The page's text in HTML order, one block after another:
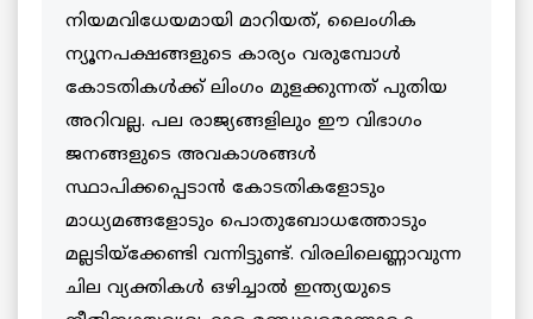
നിയമവിധേയമായി മാറിയത്, ലൈംഗിക
ന്യൂനപക്ഷങ്ങളുടെ കാര്യം വരുമ്പോള്‍
കോടതികള്‍ക്ക് ലിംഗം മുളക്കുന്നത് പുതിയ
അറിവല്ല. പല രാജ്യങ്ങളിലും ഈ വിഭാഗം
ജനങ്ങളുടെ അവകാശങ്ങള്‍
സ്ഥാപിക്കപ്പെടാന്‍ കോടതികളോടും
മാധ്യമങ്ങളോടും പൊതുബോധത്തോടും
മല്ലടിയ്‌ക്കേണ്ടി വന്നിട്ടുണ്ട്. വിരലിലെണ്ണാവുന്ന
ചില വ്യക്തികള്‍ ഒഴിച്ചാല്‍ ഇന്ത്യയുടെ